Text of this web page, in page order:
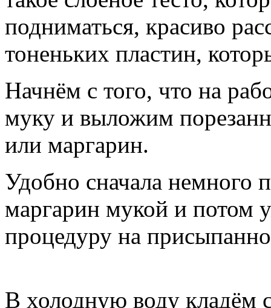
подниматься, красиво
тоненьких пластин,
Начнём с того, что на
муку и выложим
или маргарин.
Удобно сначала немного
маргарин мукой и потом
процедуру на
В холодную воду кладём